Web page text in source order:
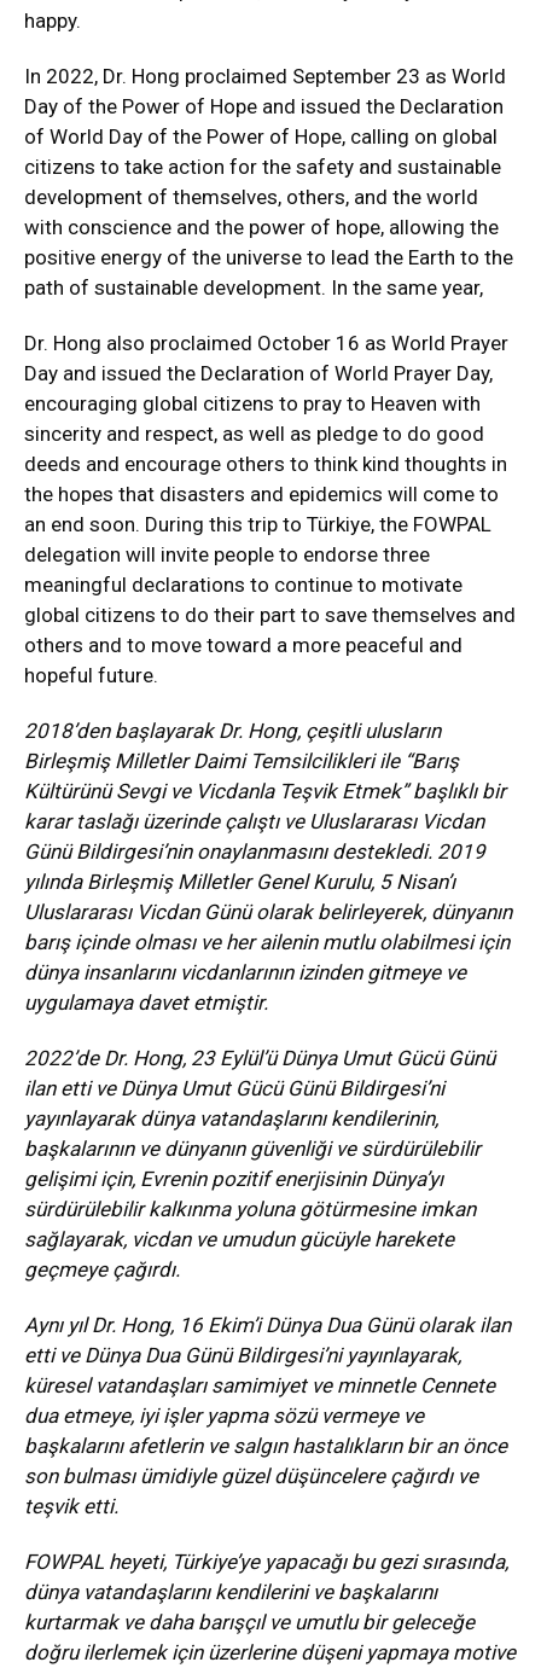
happy.
In 2022, Dr. Hong proclaimed September 23 as World
Day of the Power of Hope and issued the Declaration
of World Day of the Power of Hope, calling on global
citizens to take action for the safety and sustainable
development of themselves, others, and the world
with conscience and the power of hope, allowing the
positive energy of the universe to lead the Earth to the
path of sustainable development. In the same year,
Dr. Hong also proclaimed October 16 as World Prayer
Day and issued the Declaration of World Prayer Day,
encouraging global citizens to pray to Heaven with
sincerity and respect, as well as pledge to do good
deeds and encourage others to think kind thoughts in
the hopes that disasters and epidemics will come to
an end soon. During this trip to Türkiye, the FOWPAL
delegation will invite people to endorse three
meaningful declarations to continue to motivate
global citizens to do their part to save themselves and
others and to move toward a more peaceful and
hopeful future.
2018’den başlayarak Dr. Hong, çeşitli ulusların
Birleşmiş Milletler Daimi Temsilcilikleri ile “Barış
Kültürünü Sevgi ve Vicdanla Teşvik Etmek” başlıklı bir
karar taslağı üzerinde çalıştı ve Uluslararası Vicdan
Günü Bildirgesi’nin onaylanmasını destekledi. 2019
yılında Birleşmiş Milletler Genel Kurulu, 5 Nisan’ı
Uluslararası Vicdan Günü olarak belirleyerek, dünyanın
barış içinde olması ve her ailenin mutlu olabilmesi için
dünya insanlarını vicdanlarının izinden gitmeye ve
uygulamaya davet etmiştir.
2022’de Dr. Hong, 23 Eylül’ü Dünya Umut Gücü Günü
ilan etti ve Dünya Umut Gücü Günü Bildirgesi’ni
yayınlayarak dünya vatandaşlarını kendilerinin,
başkalarının ve dünyanın güvenliği ve sürdürülebilir
gelişimi için, Evrenin pozitif enerjisinin Dünya’yı
sürdürülebilir kalkınma yoluna götürmesine imkan
sağlayarak, vicdan ve umudun gücüyle harekete
geçmeye çağırdı.
Aynı yıl Dr. Hong, 16 Ekim’i Dünya Dua Günü olarak ilan
etti ve Dünya Dua Günü Bildirgesi’ni yayınlayarak,
küresel vatandaşları samimiyet ve minnetle Cennete
dua etmeye, iyi işler yapma sözü vermeye ve
başkalarını afetlerin ve salgın hastalıkların bir an önce
son bulması ümidiyle güzel düşüncelere çağırdı ve
teşvik etti.
FOWPAL heyeti, Türkiye’ye yapacağı bu gezi sırasında,
dünya vatandaşlarını kendilerini ve başkalarını
kurtarmak ve daha barışçıl ve umutlu bir geleceğe
doğru ilerlemek için üzerlerine düşeni yapmaya motive